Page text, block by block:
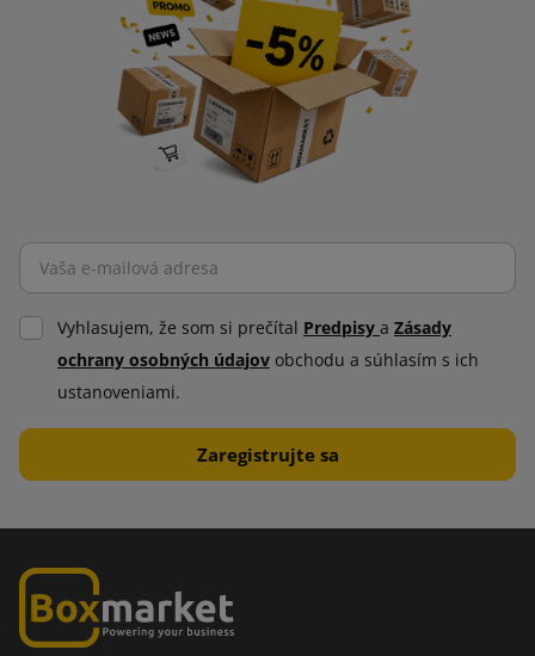
Vyhlasujem, že som si prečítal Predpisy a Zásady
ochrany osobných údajov obchodu a súhlasím s ich
ustanoveniami.